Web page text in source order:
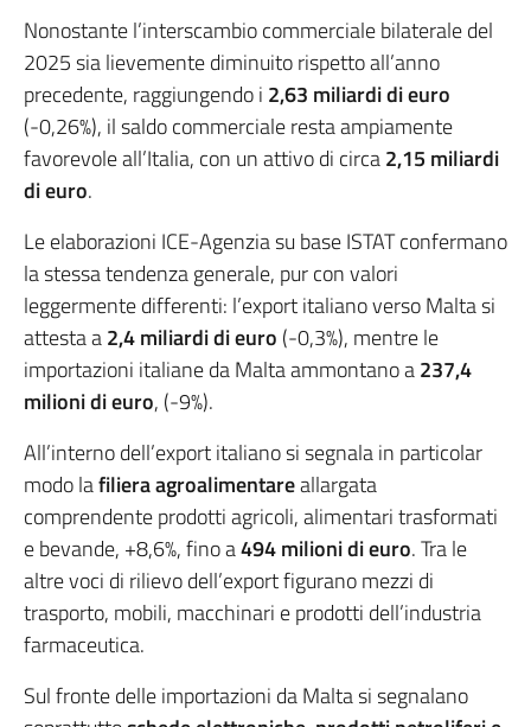
Nonostante l’interscambio commerciale bilaterale del
2025 sia lievemente diminuito rispetto all’anno
precedente, raggiungendo i 2,63 miliardi di euro
(-0,26%), il saldo commerciale resta ampiamente
favorevole all’Italia, con un attivo di circa2,15 miliardi
di euro.
Le elaborazioni ICE-Agenzia su base ISTAT confermano
la stessa tendenza generale, pur con valori
leggermente differenti: l’export italiano verso Malta si
attesta a2,4 miliardi di euro (-0,3%), mentre le
importazioni italiane da Malta ammontano a237,4
milioni di euro, (-9%).
All’interno dell’export italiano si segnala in particolar
modo lafiliera agroalimentareallargata
comprendente prodotti agricoli, alimentari trasformati
e bevande, +8,6%, fino a494 milioni di euro. Tra le
altre voci di rilievo dell’export figurano mezzi di
trasporto, mobili, macchinari e prodotti dell’industria
farmaceutica.
Sul fronte delle importazioni da Malta si segnalano